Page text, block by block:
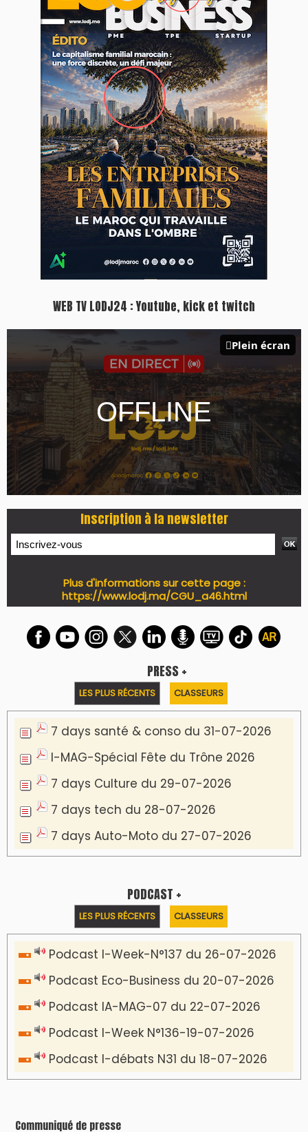
WEB TV LODJ24 : Youtube, kick et twitch
Plein écran
Inscription à la newsletter
Plus d'informations sur cette page :
https://www.lodj.ma/CGU_a46.html
PRESS +
LES PLUS RÉCENTS CLASSEURS
7 days santé & conso du 31-07-2026
I-MAG-Spécial Fête du Trône 2026
7 days Culture du 29-07-2026
7 days tech du 28-07-2026
7 days Auto-Moto du 27-07-2026
PODCAST +
LES PLUS RÉCENTS CLASSEURS
Podcast I-Week-N°137 du 26-07-2026
Podcast Eco-Business du 20-07-2026
Podcast IA-MAG-07 du 22-07-2026
Podcast I-Week N°136-19-07-2026
Podcast I-débats N31 du 18-07-2026
Communiqué de presse